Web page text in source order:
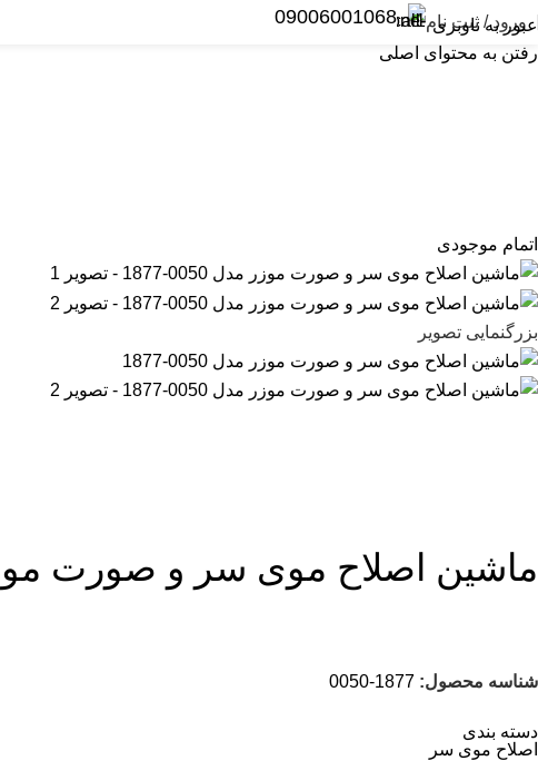
عبور به ناوبری
رفتن به محتوای اصلی
ورود / ثبت نام 09006001068
و کلیپر ریش تراش
اتمام موجودی
بزرگنمایی تصویر
ماشین اصلاح موی سر و صورت موزر مدل
شناسه محصول: 1877-0050
دسته بندی
اصلاح موی سر